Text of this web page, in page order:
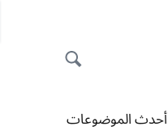
أحدث الموضوعات